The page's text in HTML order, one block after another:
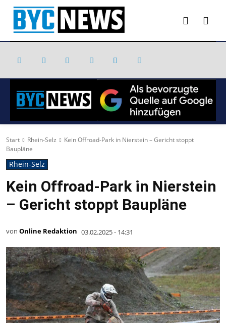
Start Rhein-Selz
Kein Offroad-Park in Nierstein – Gericht stoppt
Baupläne
Rhein-Selz
Kein Offroad-Park in Nierstein
– Gericht stoppt Baupläne
von Online Redaktion 03.02.2025 - 14:31